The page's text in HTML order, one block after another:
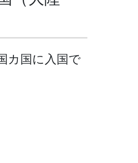
カ国に入国で